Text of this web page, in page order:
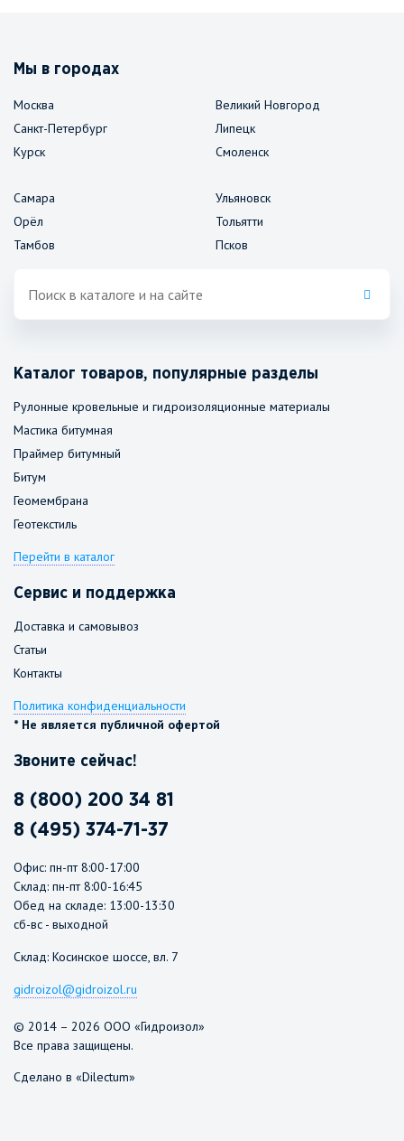
Мы в городах
Москва
Санкт-Петербург
Курск
Великий Новгород
Липецк
Смоленск
Самара
Орёл
Тамбов
Ульяновск
Тольятти
Псков
Каталог товаров, популярные разделы
Рулонные кровельные и гидроизоляционные материалы
Мастика битумная
Праймер битумный
Битум
Геомембрана
Геотекстиль
Перейти в каталог
Сервис и поддержка
Доставка и самовывоз
Статьи
Контакты
Политика конфиденциальности
* Не является публичной офертой
Звоните сейчас!
8 (800) 200 34 81
8 (495) 374-71-37
Офис: пн-пт 8:00-17:00
Склад: пн-пт 8:00-16:45
Обед на складе: 13:00-13:30
сб-вс - выходной
Склад: Косинское шоссе, вл. 7
gidroizol@gidroizol.ru
© 2014 – 2026 ООО «Гидроизол»
Все права защищены.
Сделано в «Dilectum»